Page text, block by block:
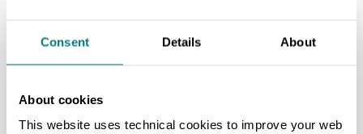
Consent Details About
About cookies
This website uses technical cookies to improve your web
occasione per testare piatti tradizionali e
innovativi in tema.
Info
Ultimo aggiornamento 03/03/2022